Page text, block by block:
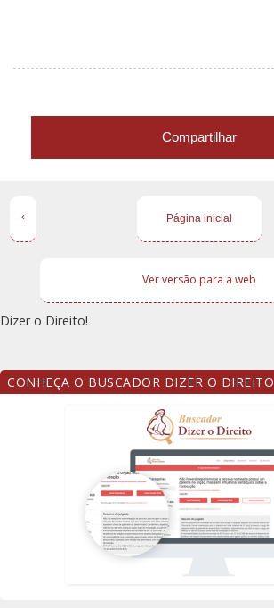
Compartilhar
‹ Página inicial
Ver versão para a web
Dizer o Direito!
CONHEÇA O BUSCADOR DIZER O DIREITO